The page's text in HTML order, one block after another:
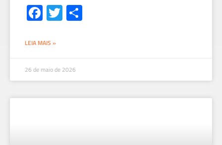
Fa
ce
b
ok
T
wi
LEIA MAIS »
26 de maio de 2026